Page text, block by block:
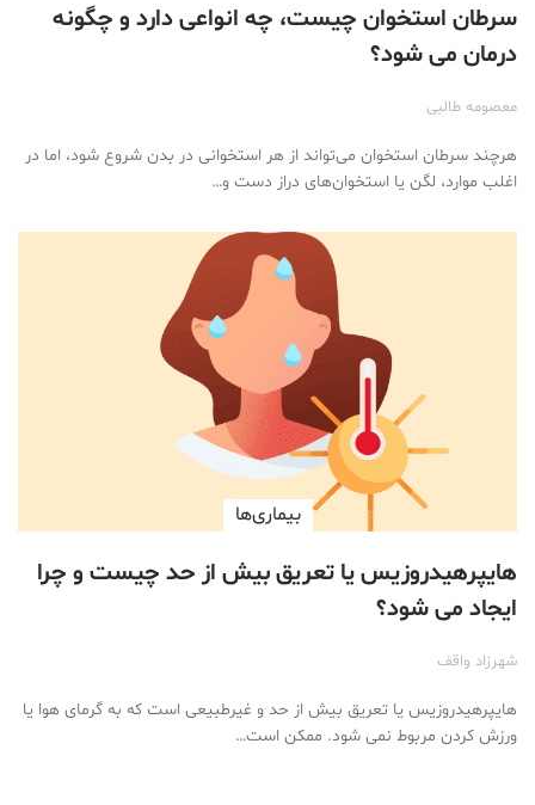
سرطان استخوان چیست، چه انواعی دارد و چگونه
درمان می شود؟
معصومه طالبی
هرچند سرطان استخوان می‌تواند از هر استخوانی در بدن شروع شود، اما در
اغلب موارد، لگن یا استخوان‌های دراز دست و…
بیماری‌ها
هایپرهیدروزیس یا تعریق بیش از حد چیست و چرا
ایجاد می شود؟
شهرزاد واقف
هایپرهیدروزیس یا تعریق بیش از حد و غیرطبیعی است که به گرمای هوا یا
ورزش کردن مربوط نمی شود. ممکن است…